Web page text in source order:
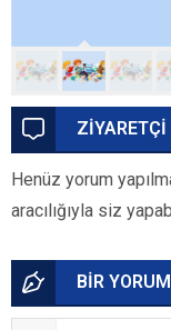
ZİYARETÇİ
Henüz yorum
aracılığıyla siz
BİR